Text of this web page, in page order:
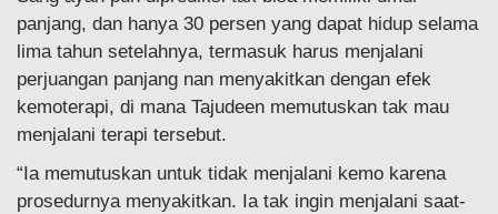
panjang, dan hanya 30 persen yang dapat hidup selama
lima tahun setelahnya, termasuk harus menjalani
perjuangan panjang nan menyakitkan dengan efek
kemoterapi, di mana Tajudeen memutuskan tak mau
menjalani terapi tersebut.
“Ia memutuskan untuk tidak menjalani kemo karena
prosedurnya menyakitkan. Ia tak ingin menjalani saat-